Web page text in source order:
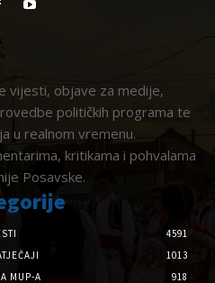
vijesti, objave za medije,
političkih programa te
u realnom vremenu.
kritikama i pohvalama
Posavske.
4591
1013
MUP-A
918